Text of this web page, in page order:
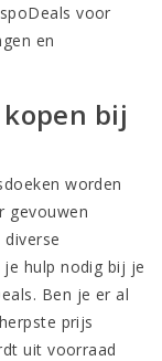
voor
en
bij
worden
gevouwen
hulp nodig bij je
Ben je er al
prijs
uit voorraad